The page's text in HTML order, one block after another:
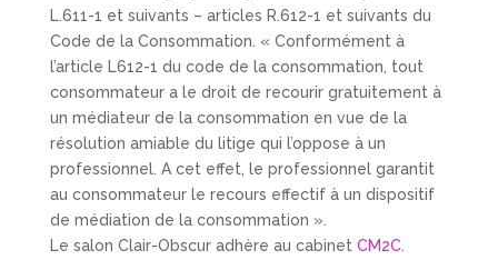
L.611-1 et suivants – articles R.612-1 et suivants du
Code de la Consommation. « Conformément à
l’article L612-1 du code de la consommation, tout
consommateur a le droit de recourir gratuitement à
un médiateur de la consommation en vue de la
résolution amiable du litige qui l’oppose à un
professionnel. A cet effet, le professionnel garantit
au consommateur le recours effectif à un dispositif
de médiation de la consommation ».
Le salon Clair-Obscur adhère au cabinet CM2C.